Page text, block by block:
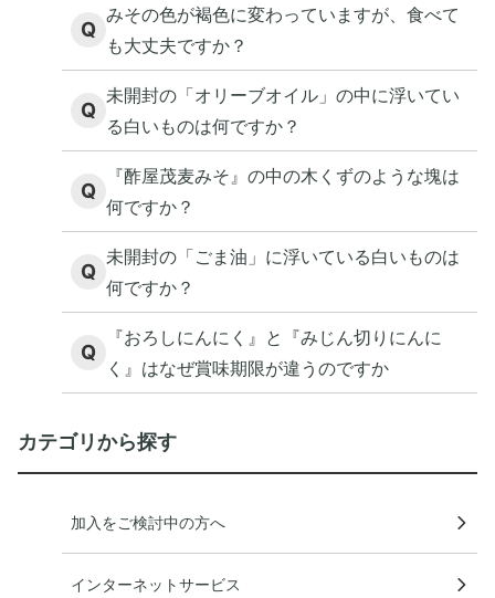
Q
みその色が褐色に変わっていますが、食べて
も大丈夫ですか？
Q
未開封の「オリーブオイル」の中に浮いてい
る白いものは何ですか？
Q
『酢屋茂麦みそ』の中の木くずのような塊は
何ですか？
Q
未開封の「ごま油」に浮いている白いものは
何ですか？
Q
『おろしにんにく』と『みじん切りにんに
く』はなぜ賞味期限が違うのですか
カテゴリから探す
加入をご検討中の方へ
インターネットサービス